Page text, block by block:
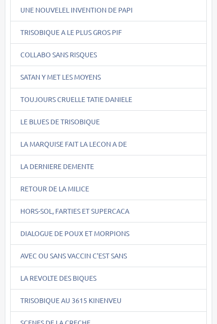
UNE NOUVELEL INVENTION DE PAPI
TRISOBIQUE A LE PLUS GROS PIF
COLLABO SANS RISQUES
SATAN Y MET LES MOYENS
TOUJOURS CRUELLE TATIE DANIELE
LE BLUES DE TRISOBIQUE
LA MARQUISE FAIT LA LECON A DE
LA DERNIERE DEMENTE
RETOUR DE LA MILICE
HORS-SOL, FARTIES ET SUPERCACA
DIALOGUE DE POUX ET MORPIONS
AVEC OU SANS VACCIN C'EST SANS
LA REVOLTE DES BIQUES
TRISOBIQUE AU 3615 KINENVEU